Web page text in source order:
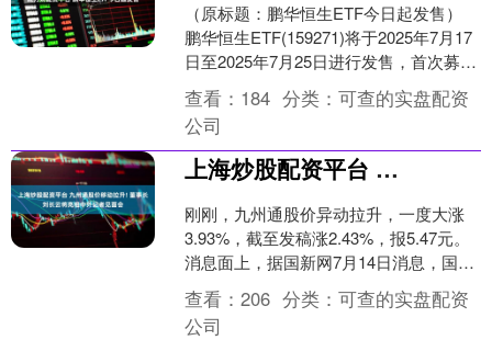
（原标题：鹏华恒生ETF今日起发售）
鹏华恒生ETF(159271)将于2025年7月17
日至2025年7月25日进行发售，首次募集
规模上限为10亿元，该基金的....
查看： 184 分类：可查的实盘配资
公司
上海炒股配资平台 九州通股价移动拉升! 董事长刘长云将亮相中外记者见面会
刚刚，九州通股价异动拉升，一度大涨
3.93%，截至发稿涨2.43%，报5.47元。
消息面上，据国新网7月14日消息，国务
院新闻办公室将于2025年7月15日（....
查看：206 分类：可查的实盘配资
公司